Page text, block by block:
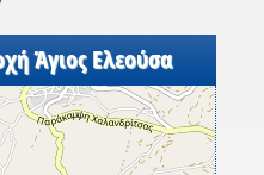
Άγιος Ελεούσα